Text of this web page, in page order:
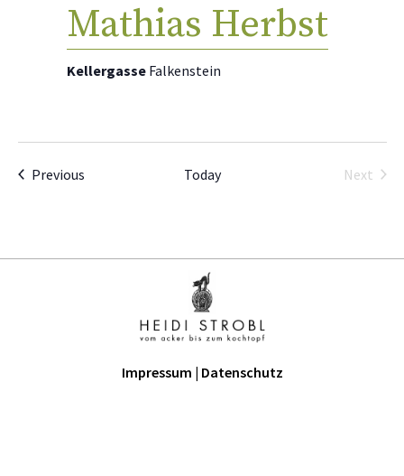
Mathias Herbst
Kellergasse Falkenstein
PreviousEvents Today Next
Impressum | Datenschutz